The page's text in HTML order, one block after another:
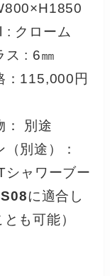
: クローム
ス : 6㎜
：115,000円
： 別途
（別途）：
シャワーブー
に適合し
も可能）